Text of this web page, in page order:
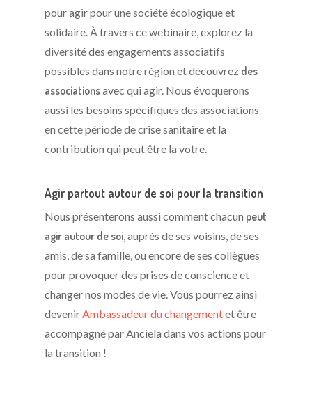
pour agir pour une société écologique et
solidaire. À travers ce webinaire, explorez la
diversité des engagements associatifs
possibles dans notre région et découvrez des
associationsavec qui agir. Nous évoquerons
aussi les besoins spécifiques des associations
en cette période de crise sanitaire et la
contribution qui peut être la votre.
Agir partout autour de soi pour la transition
Nous présenterons aussi comment chacun peut
agir autour de soi, auprès de ses voisins, de ses
amis, de sa famille, ou encore de ses collègues
pour provoquer des prises de conscience et
changer nos modes de vie. Vous pourrez ainsi
devenirAmbassadeur du changementet être
accompagné par Anciela dans vos actions pour
la transition !